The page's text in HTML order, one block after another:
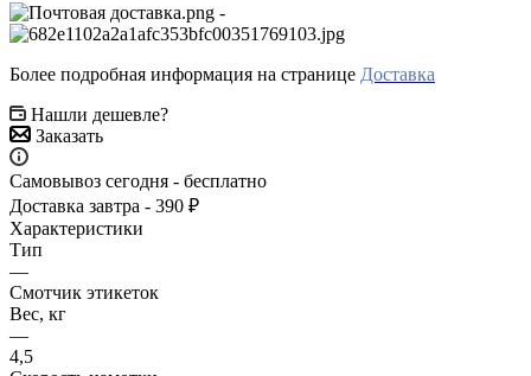
-
Более подробная информация на странице Доставка
Нашли дешевле?
Заказать
Самовывоз сегодня - бесплатно
Доставка завтра - 390 ₽
Характеристики
Тип
—
Смотчик этикеток
Вес, кг
—
4,5